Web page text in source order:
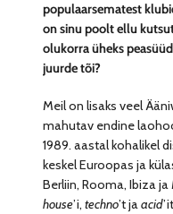
populaarsematest
on sinu poolt ellu
olukorra üheks
juurde tõi?
Meil on lisaks veel
mahutav endine
1989. aastal kohalikel
keskel Euroopas ja
Berliin, Rooma, Ibiza
house’i,techno’t jaacid